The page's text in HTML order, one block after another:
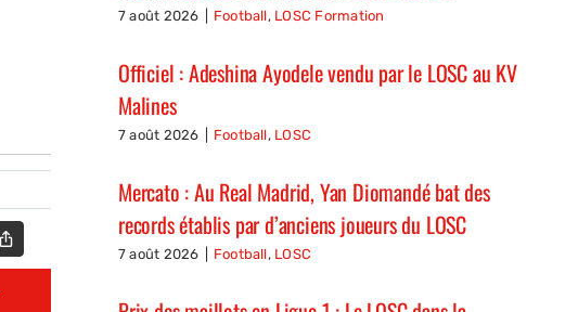
7 août 2026 Football, LOSC Formation
Officiel : Adeshina Ayodele vendu par le LOSC au KV
Malines
7 août 2026 Football, LOSC
Mercato : Au Real Madrid, Yan Diomandé bat des
records établis par d’anciens joueurs du LOSC
7 août 2026 Football, LOSC